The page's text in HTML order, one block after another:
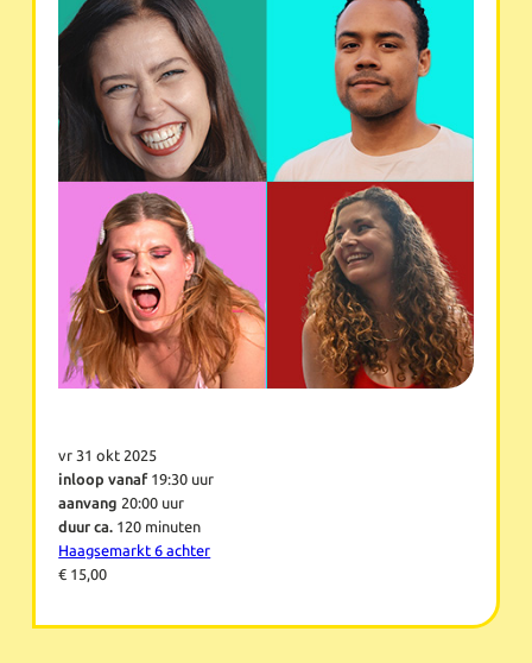
vr 31 okt 2025
inloop vanaf19:30 uur
aanvang 20:00 uur
duur ca. 120 minuten
Haagsemarkt 6 achter
€ 15,00